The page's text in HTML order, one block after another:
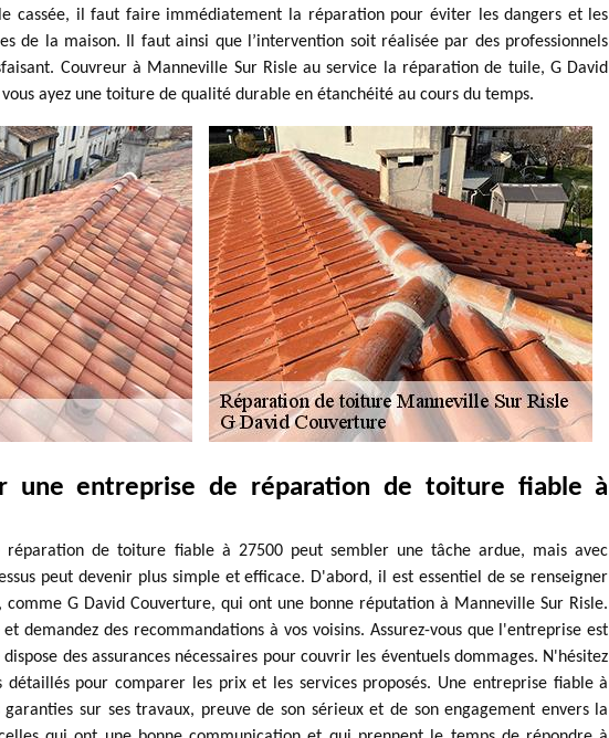
cassée, il faut faire immédiatement la réparation pour éviter les dangers et les
de la maison. Il faut ainsi que l’intervention soit réalisée par des professionnels
Couvreur à Manneville Sur Risle au service la réparation de tuile, G David
ayez une toiture de qualité durable en étanchéité au cours du temps.
une entreprise de réparation de toiture fiable à
réparation de toiture fiable à 27500 peut sembler une tâche ardue, mais avec
peut devenir plus simple et efficace. D'abord, il est essentiel de se renseigner
comme G David Couverture, qui ont une bonne réputation à Manneville Sur Risle.
demandez des recommandations à vos voisins. Assurez-vous que l'entreprise est
des assurances nécessaires pour couvrir les éventuels dommages. N'hésitez
détaillés pour comparer les prix et les services proposés. Une entreprise fiable à
sur ses travaux, preuve de son sérieux et de son engagement envers la